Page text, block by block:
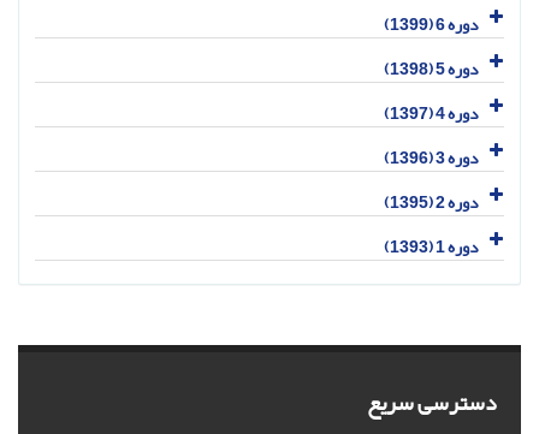
دوره 6 (1399)
دوره 5 (1398)
دوره 4 (1397)
دوره 3 (1396)
دوره 2 (1395)
دوره 1 (1393)
دسترسی سریع